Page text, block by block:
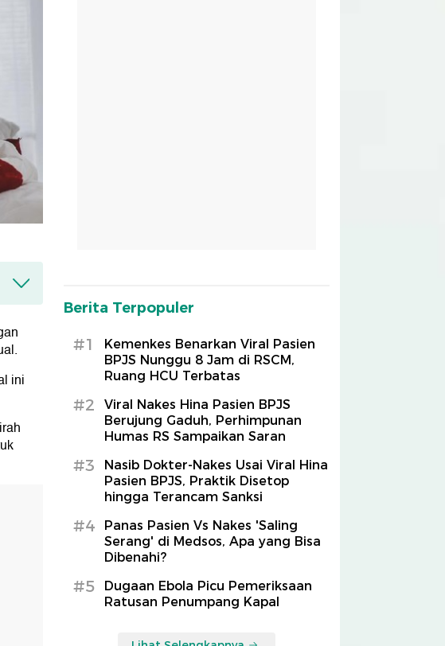
ini
Berita Terpopuler
#1
Kemenkes Benarkan Viral Pasien
BPJS Nunggu 8 Jam di RSCM,
Ruang HCU Terbatas
#2
Viral Nakes Hina Pasien BPJS
Berujung Gaduh, Perhimpunan
Humas RS Sampaikan Saran
#3
Nasib Dokter-Nakes Usai Viral Hina
Pasien BPJS, Praktik Disetop
hingga Terancam Sanksi
#4
Panas Pasien Vs Nakes 'Saling
Serang' di Medsos, Apa yang Bisa
Dibenahi?
#5
Dugaan Ebola Picu Pemeriksaan
Ratusan Penumpang Kapal